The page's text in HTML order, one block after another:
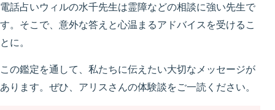
電話占いウィルの水千先生は霊障などの相談に強い先生で
す。そこで、意外な答えと心温まるアドバイスを受けるこ
とに。
この鑑定を通して、私たちに伝えたい大切なメッセージが
あります。ぜひ、アリスさんの体験談をご一読ください。